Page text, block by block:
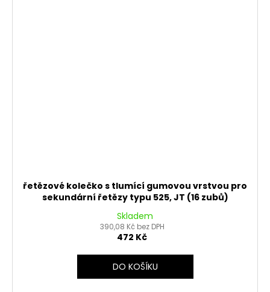
řetězové kolečko s tlumící gumovou vrstvou pro
sekundární řetězy typu 525, JT (16 zubů)
Skladem
390,08 Kč bez DPH
472 Kč
DO KOŠÍKU